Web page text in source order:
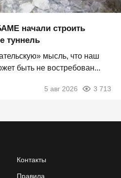
начали строить
туннель
мысль, что наш
быть не востребован...
5 авг 2026 3 713
Контакты
Правила